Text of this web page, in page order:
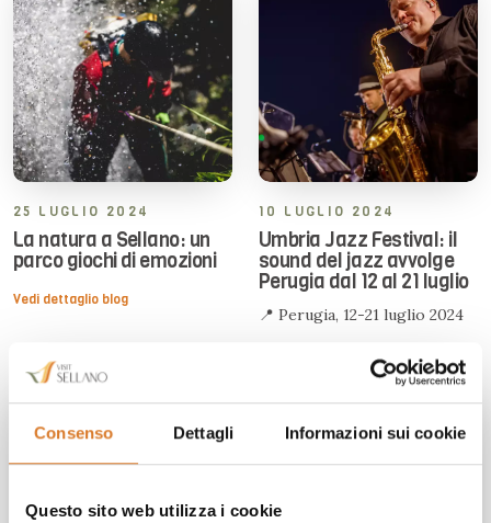
Consenso Dettagli Informazioni sui cookie
Questo sito web utilizza i cookie
25 LUGLIO 2024
La natura a Sellano: un
parco giochi di emozioni
Vedi dettaglio blog
10 LUGLIO 2024
Umbria Jazz Festival: il
sound del jazz avvolge
Perugia dal 12 al 21 luglio
📍 Perugia, 12-21 luglio 2024